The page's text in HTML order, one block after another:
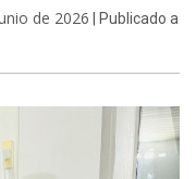
de 2026 | Publicado a